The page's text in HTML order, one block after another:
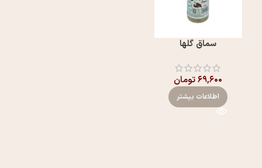
سماق گلها
۶۹,۶۰۰تومان
اطلاعات بیشتر